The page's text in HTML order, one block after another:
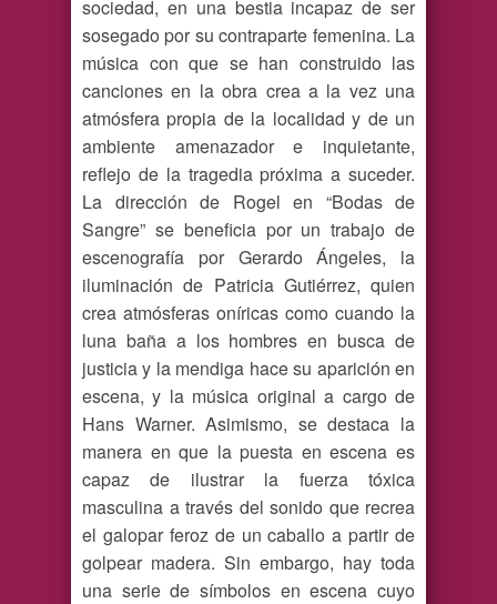
sociedad, en una bestia incapaz de ser
sosegado por su contraparte femenina. La
música con que se han construido las
canciones en la obra crea a la vez una
atmósfera propia de la localidad y de un
ambiente amenazador e inquietante,
reflejo de la tragedia próxima a suceder.
La dirección de Rogel en “Bodas de
Sangre” se beneficia por un trabajo de
escenografía por Gerardo Ángeles, la
iluminación de Patricia Gutiérrez, quien
crea atmósferas oníricas como cuando la
luna baña a los hombres en busca de
justicia y la mendiga hace su aparición en
escena, y la música original a cargo de
Hans Warner. Asimismo, se destaca la
manera en que la puesta en escena es
capaz de ilustrar la fuerza tóxica
masculina a través del sonido que recrea
el galopar feroz de un caballo a partir de
golpear madera. Sin embargo, hay toda
una serie de símbolos en escena cuyo